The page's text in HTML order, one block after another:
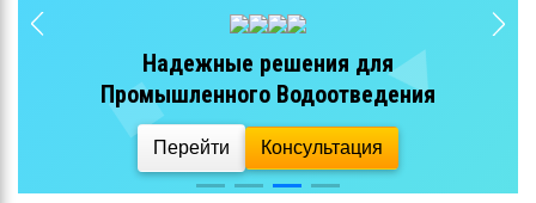
Надежные решения для
Промышленного Водоотведения
Перейти Консультация